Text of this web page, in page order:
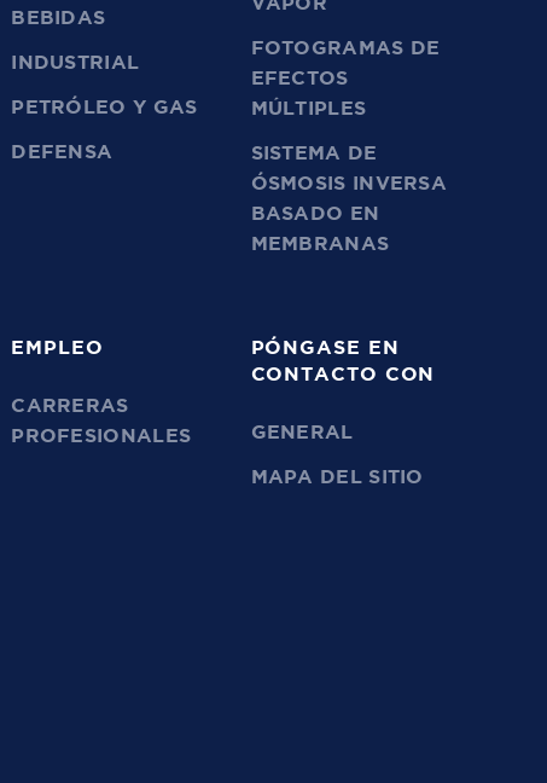
BEBIDAS
INDUSTRIAL
PETRÓLEO Y GAS
DEFENSA
FOTOGRAMAS DE
EFECTOS
MÚLTIPLES
SISTEMA DE
ÓSMOSIS INVERSA
BASADO EN
MEMBRANAS
EMPLEO
CARRERAS
PROFESIONALES
PÓNGASE EN
CONTACTO CON
GENERAL
MAPA DEL SITIO